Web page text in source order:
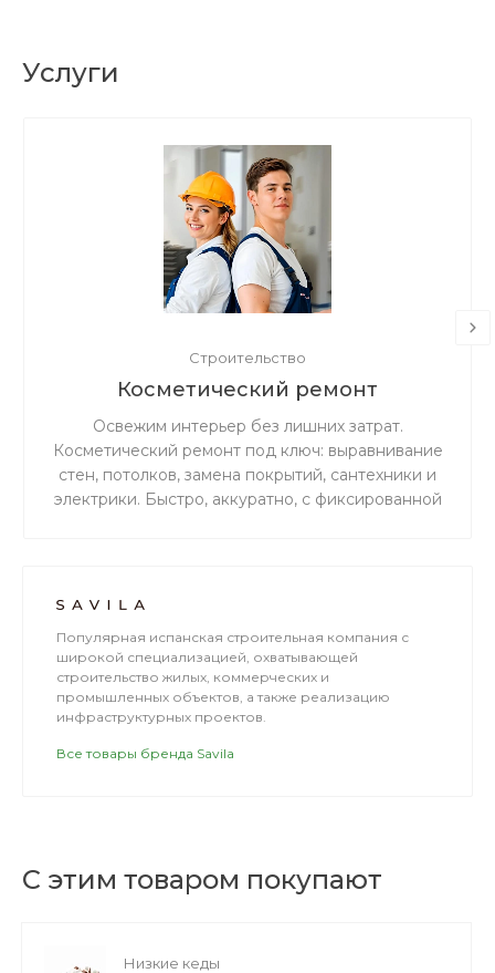
Услуги
Строительство
Косметический ремонт
Освежим интерьер без лишних затрат.
Косметический ремонт под ключ: выравнивание
стен, потолков, замена покрытий, сантехники и
электрики. Быстро, аккуратно, с фиксированной
Популярная испанская строительная компания с
широкой специализацией, охватывающей
строительство жилых, коммерческих и
промышленных объектов, а также реализацию
инфраструктурных проектов.
Все товары бренда Savila
С этим товаром покупают
Низкие кеды